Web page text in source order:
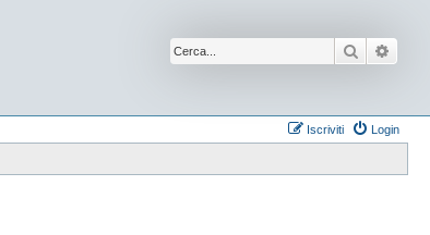
Cerca
Login
Iscriviti